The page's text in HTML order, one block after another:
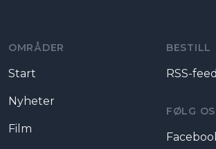
OMRÅDER
Start
Nyheter
Film
BESTILL
RSS-feed
FØLG